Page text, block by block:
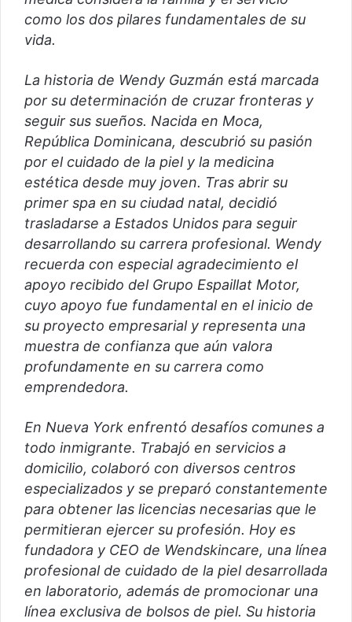
como los dos pilares fundamentales de su
vida.
La historia de Wendy Guzmán está marcada
por su determinación de cruzar fronteras y
seguir sus sueños. Nacida en Moca,
República Dominicana, descubrió su pasión
por el cuidado de la piel y la medicina
estética desde muy joven. Tras abrir su
primer spa en su ciudad natal, decidió
trasladarse a Estados Unidos para seguir
desarrollando su carrera profesional. Wendy
recuerda con especial agradecimiento el
apoyo recibido del Grupo Espaillat Motor,
cuyo apoyo fue fundamental en el inicio de
su proyecto empresarial y representa una
muestra de confianza que aún valora
profundamente en su carrera como
emprendedora.
En Nueva York enfrentó desafíos comunes a
todo inmigrante. Trabajó en servicios a
domicilio, colaboró ​​con diversos centros
especializados y se preparó constantemente
para obtener las licencias necesarias que le
permitieran ejercer su profesión. Hoy es
fundadora y CEO de Wendskincare, una línea
profesional de cuidado de la piel desarrollada
en laboratorio, además de promocionar una
línea exclusiva de bolsos de piel. Su historia